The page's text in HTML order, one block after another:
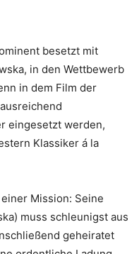
besetzt mit
in den Wettbewerb
in dem Film der
eingesetzt werden,
Klassiker á la
Mission: Seine
muss schleunigst aus
geheiratet